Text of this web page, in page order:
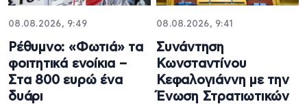
08.08.2026, 9:49
Ρέθυμνο: «Φωτιά» τα
φοιτητικά ενοίκια –
Στα 800 ευρώ ένα
δυάρι
08.08.2026, 9:41
Συνάντηση
Κωνσταντίνου
Κεφαλογιάννη με την
Ένωση Στρατιωτικών